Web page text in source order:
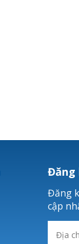
Đăng
Đăng
cập